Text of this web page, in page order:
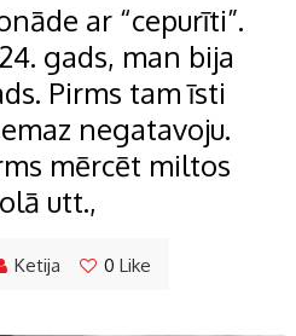
ar “cepurīti”.
gads, man bija
Pirms tam īsti
negatavoju.
mērcēt miltos
utt.,
Ketija 0 Like